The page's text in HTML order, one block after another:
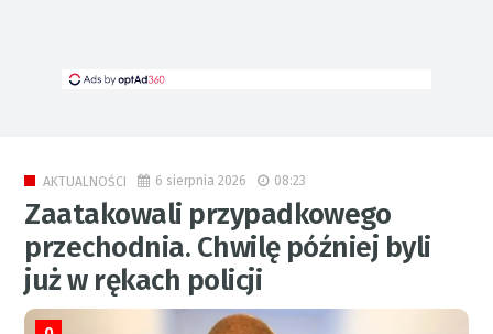
AKTUALNOŚCI 6 sierpnia 2026 08:23
Zaatakowali przypadkowego
przechodnia. Chwilę później byli
już w rękach policji